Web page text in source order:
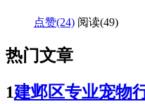
点赞(24) 阅读(49)
热门文章
1建邺区专业宠物